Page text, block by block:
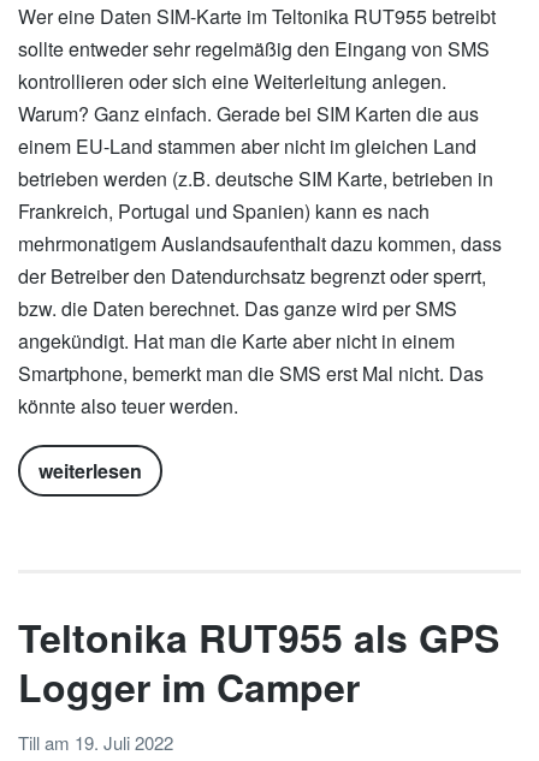
Wer eine Daten SIM-Karte im Teltonika RUT955 betreibt
sollte entweder sehr regelmäßig den Eingang von SMS
kontrollieren oder sich eine Weiterleitung anlegen.
Warum? Ganz einfach. Gerade bei SIM Karten die aus
einem EU-Land stammen aber nicht im gleichen Land
betrieben werden (z.B. deutsche SIM Karte, betrieben in
Frankreich, Portugal und Spanien) kann es nach
mehrmonatigem Auslandsaufenthalt dazu kommen, dass
der Betreiber den Datendurchsatz begrenzt oder sperrt,
bzw. die Daten berechnet. Das ganze wird per SMS
angekündigt. Hat man die Karte aber nicht in einem
Smartphone, bemerkt man die SMS erst Mal nicht. Das
könnte also teuer werden.
weiterlesen
Teltonika RUT955 als GPS
Logger im Camper
Tillam 19. Juli 2022